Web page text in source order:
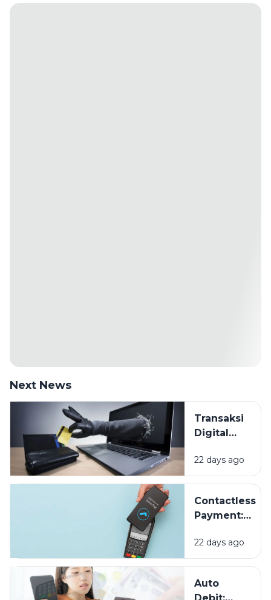
Next News
Transaksi
Digital
Mudah,
Bagaimana
Melindungi
Data
22 days ago
Contactless
Payment:
Tren atau
Masa Depan
Pembayaran?
22 days ago
Auto